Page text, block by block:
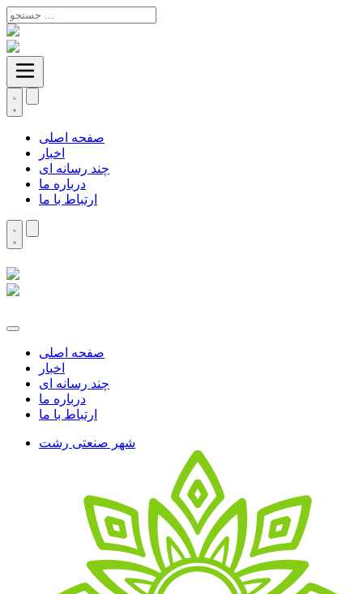
صفحه اصلی
اخبار
چند رسانه ای
درباره ما
ارتباط با ما
صفحه اصلی
اخبار
چند رسانه ای
درباره ما
ارتباط با ما
شهر صنعتی رشت